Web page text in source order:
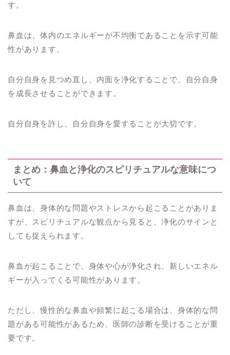
す。
鼻血は、体内のエネルギーが不均衡であることを示す可能
性があります。
自分自身を見つめ直し、内面を浄化することで、自分自身
を成長させることができます。
自分自身を許し、自分自身を愛することが大切です。
まとめ：鼻血と浄化のスピリチュアルな意味につ
いて
鼻血は、身体的な問題やストレスから起こることがありま
すが、スピリチュアルな観点から見ると、浄化のサインと
しても捉えられます。
鼻血が起こることで、身体や心が浄化され、新しいエネル
ギーが入ってくる可能性があります。
ただし、慢性的な鼻血や頻繁に起こる場合は、身体的な問
題がある可能性があるため、医師の診断を受けることが重
要です。